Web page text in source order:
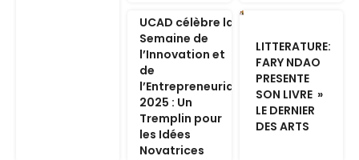
UCAD célèbre la
Semaine de
l’Innovation et
de
l’Entrepreneuriat
2025 : Un
Tremplin pour
les Idées
Novatrices
LITTERATURE:
FARY NDAO
PRESENTE
SON LIVRE »
LE DERNIER
DES ARTS